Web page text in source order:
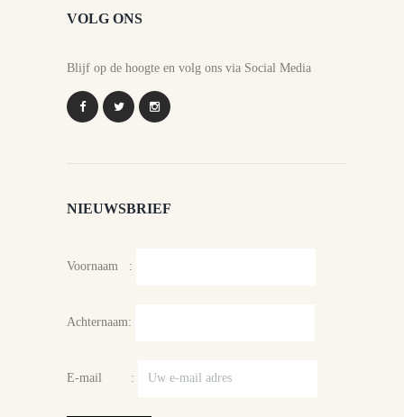
VOLG ONS
Blijf op de hoogte en volg ons via Social Media
NIEUWSBRIEF
Voornaam :
Achternaam:
E-mail :